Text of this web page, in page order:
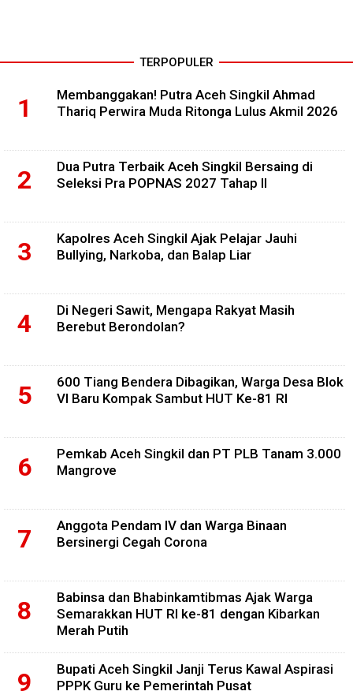
TERPOPULER
Membanggakan! Putra Aceh Singkil Ahmad
Thariq Perwira Muda Ritonga Lulus Akmil 2026
Dua Putra Terbaik Aceh Singkil Bersaing di
Seleksi Pra POPNAS 2027 Tahap II
Kapolres Aceh Singkil Ajak Pelajar Jauhi
Bullying, Narkoba, dan Balap Liar
Di Negeri Sawit, Mengapa Rakyat Masih
Berebut Berondolan?
600 Tiang Bendera Dibagikan, Warga Desa Blok
VI Baru Kompak Sambut HUT Ke-81 RI
Pemkab Aceh Singkil dan PT PLB Tanam 3.000
Mangrove
Anggota Pendam IV dan Warga Binaan
Bersinergi Cegah Corona
Babinsa dan Bhabinkamtibmas Ajak Warga
Semarakkan HUT RI ke-81 dengan Kibarkan
Merah Putih
Bupati Aceh Singkil Janji Terus Kawal Aspirasi
PPPK Guru ke Pemerintah Pusat